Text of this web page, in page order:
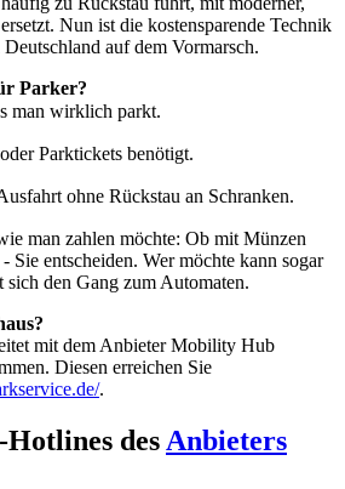
Nun ist die kostensparende Technik
auf dem Vormarsch.
Parker?
wirklich parkt.
Parktickets benötigt.
ohne Rückstau an Schranken.
man zahlen möchte: Ob mit Münzen
Sie entscheiden. Wer möchte kann sogar
den Gang zum Automaten.
mit dem Anbieter Mobility Hub
Diesen erreichen Sie
.
des Anbieters